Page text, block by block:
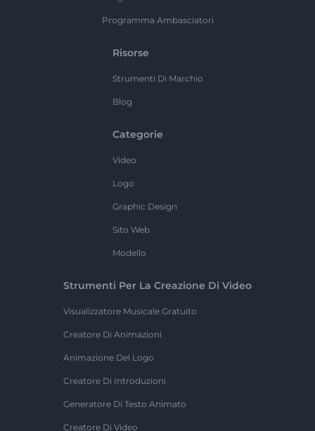
Programma Ambasciatori
Risorse
Strumenti Di Marchio
Blog
Categorie
Video
Logo
Graphic Design
Sito Web
Modello
Strumenti Per La Creazione Di Video
Visualizzatore Musicale Gratuito
Creatore Di Animazioni
Animazione Del Logo
Creatore Di Introduzioni
Generatore Di Testo Animato
Creatore Di Video